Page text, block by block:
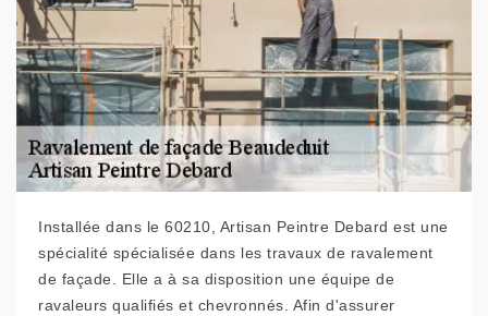
Installée dans le 60210, Artisan Peintre Debard est une
spécialité spécialisée dans les travaux de ravalement
de façade. Elle a à sa disposition une équipe de
ravaleurs qualifiés et chevronnés. Afin d'assurer